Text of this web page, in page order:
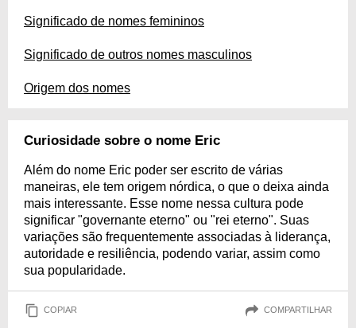
Significado de nomes femininos
Significado de outros nomes masculinos
Origem dos nomes
Curiosidade sobre o nome Eric
Além do nome Eric poder ser escrito de várias
maneiras, ele tem origem nórdica, o que o deixa ainda
mais interessante. Esse nome nessa cultura pode
significar "governante eterno" ou "rei eterno". Suas
variações são frequentemente associadas à liderança,
autoridade e resiliência, podendo variar, assim como
sua popularidade.
COPIAR COMPARTILHAR